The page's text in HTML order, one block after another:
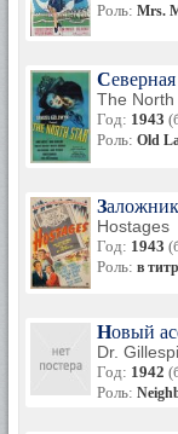
Роль: Mrs.
The North
Год: 1943
Роль: Old
Hostages
Год: 1943
Роль: в
Новый
Dr.
Год: 1942
Роль: